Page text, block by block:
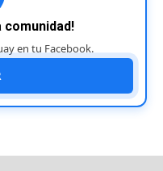
comunidad!
en tu Facebook.